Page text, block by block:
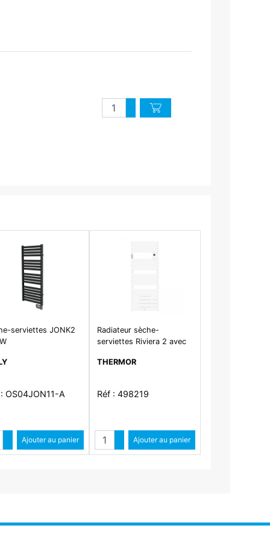
QuantitéAugmenter quantité
Diminuer quantité
serviettes JONK2
OS04JON11-A
Augmenter quantité
Diminuer quantité
Ajouter au panier
Radiateur sèche-
serviettes Riviera 2 avec
brillant
THERMOR
Réf : 498219
QuantitéAugmenter quantité
Diminuer quantité
Ajouter au panier